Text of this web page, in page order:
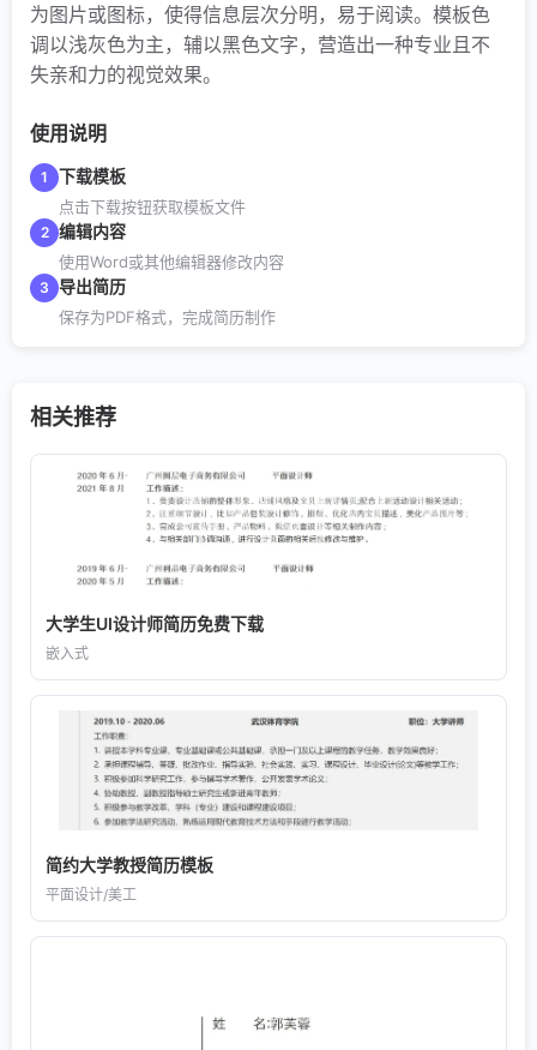
为图片或图标，使得信息层次分明，易于阅读。模板色
调以浅灰色为主，辅以黑色文字，营造出一种专业且不
失亲和力的视觉效果。
使用说明
1 下载模板
点击下载按钮获取模板文件
2 编辑内容
使用Word或其他编辑器修改内容
3 导出简历
保存为PDF格式，完成简历制作
相关推荐
大学生UI设计师简历免费下载
嵌入式
简约大学教授简历模板
平面设计/美工